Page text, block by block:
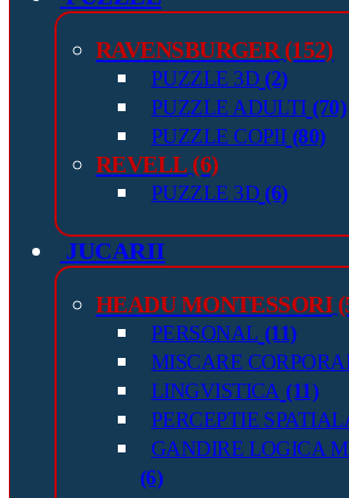
RAVENSBURGER (152)
PUZZLE 3D (2)
PUZZLE ADULTI (70)
PUZZLE COPII (80)
REVELL (6)
PUZZLE 3D (6)
JUCARII
HEADU MONTESSORI
PERSONAL (11)
MISCARE
LINGVISTICA (11)
PERCEPTIE
GANDIRE LOGICA
(6)